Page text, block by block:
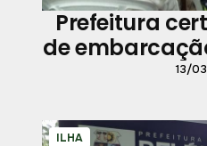
Prefeitura
de
13/
ILHA